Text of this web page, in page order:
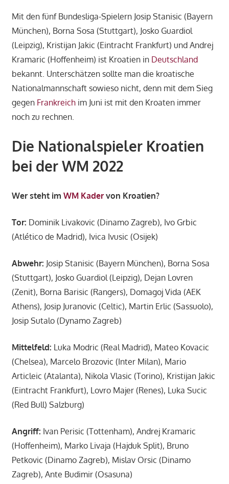
Mit den fünf Bundesliga-Spielern Josip Stanisic (Bayern
München), Borna Sosa (Stuttgart), Josko Guardiol
(Leipzig), Kristijan Jakic (Eintracht Frankfurt) und Andrej
Kramaric (Hoffenheim) ist Kroatien in Deutschland
bekannt. Unterschätzen sollte man die kroatische
Nationalmannschaft sowieso nicht, denn mit dem Sieg
gegen Frankreichim Juni ist mit den Kroaten immer
noch zu rechnen.
Die Nationalspieler Kroatien
bei der WM 2022
Wer steht im WM Kadervon Kroatien?
Tor: Dominik Livakovic (Dinamo Zagreb), Ivo Grbic
(Atlético de Madrid), Ivica Ivusic (Osijek)
Abwehr: Josip Stanisic (Bayern München), Borna Sosa
(Stuttgart), Josko Guardiol (Leipzig), Dejan Lovren
(Zenit), Borna Barisic (Rangers), Domagoj Vida (AEK
Athens), Josip Juranovic (Celtic), Martin Erlic (Sassuolo),
Josip Sutalo (Dynamo Zagreb)
Mittelfeld: Luka Modric (Real Madrid), Mateo Kovacic
(Chelsea), Marcelo Brozovic (Inter Milan), Mario
Articleic (Atalanta), Nikola Vlasic (Torino), Kristijan Jakic
(Eintracht Frankfurt), Lovro Majer (Renes), Luka Sucic
(Red Bull) Salzburg)
Angriff: Ivan Perisic (Tottenham), Andrej Kramaric
(Hoffenheim), Marko Livaja (Hajduk Split), Bruno
Petkovic (Dinamo Zagreb), Mislav Orsic (Dinamo
Zagreb), Ante Budimir (Osasuna)